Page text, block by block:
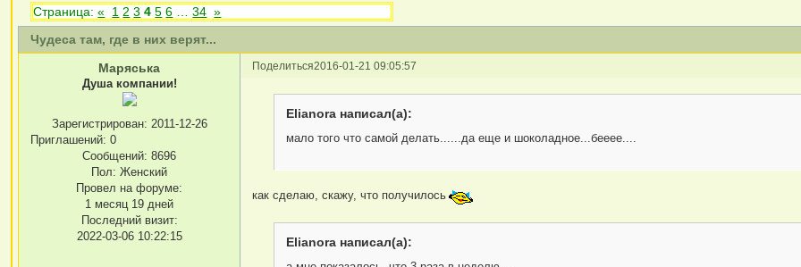
Чудеса там, где в них верят...
Страница:« 1 2 3 4 5 6 34 »
Поделиться2016-01-21 09:05:57
Маряська
Душа компании!
Зарегистрирован: 2011-12-26
Приглашений: 0
Сообщений: 8696
Пол: Женский
Провел на форуме:
1 месяц 19 дней
Последний визит:
2022-03-06 10:22:15
Elianora написал(а):
мало того что самой делать......да еще и шоколадное...бееее....
как сделаю, скажу, что получилось
Elianora написал(а):